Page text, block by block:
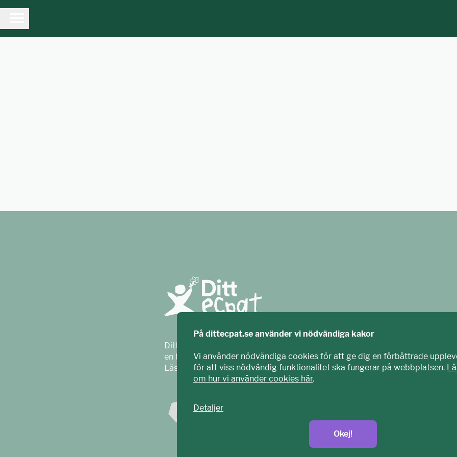
Ditt ECPAT har tagits fram tillsammans med barn och unga. Vi är en del av
en barnrättsorganisation som arbetar mot sexuell exploatering av barn.
Läs mer påecpat.se
På dittecpat.se använder vi nödvändiga kakor
Vi använder nödvändiga cookies för att ge dig en förbättrade
för att viss nödvändig funktionalitet ska fungerar på webbplatsen.
om hur vi använder cookies här.
Detaljer
Okej!